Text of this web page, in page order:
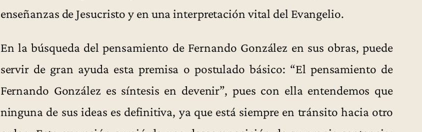
enseñanzas de Jesucristo y en una interpretación vital del Evangelio.
En la búsqueda del pensamiento de Fernando González en sus obras, puede
servir de gran ayuda esta premisa o postulado básico: “El pensamiento de
Fernando González es síntesis en devenir”, pues con ella entendemos que
ninguna de sus ideas es definitiva, ya que está siempre en tránsito hacia otro